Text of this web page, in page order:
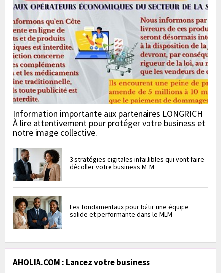
Information importante aux partenaires LONGRICH
À lire attentivement pour protéger votre business et
notre image collective.
3 stratégies digitales infaillibles qui vont faire
décoller votre business MLM
Les fondamentaux pour bâtir une équipe
solide et performante dans le MLM
AHOLIA.COM : Lancez votre business